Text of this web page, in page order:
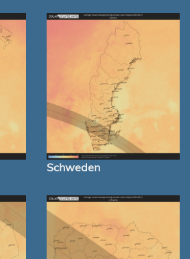
Schweden